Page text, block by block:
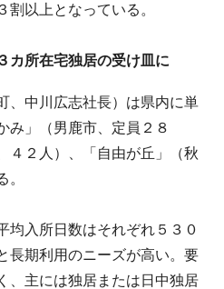
割以上となっている。
所在宅独居の受け皿に
、中川広志社長）は県内に単
み」（男鹿市、定員２８
４２人）、「自由が丘」（秋
。
入所日数はそれぞれ５３０
長期利用のニーズが高い。要
、主には独居または日中独居